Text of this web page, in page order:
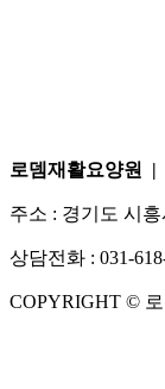
로뎀재활요양원 |
주소 : 경기도 시
상담전화 : 031-
COPYRIGHT ©